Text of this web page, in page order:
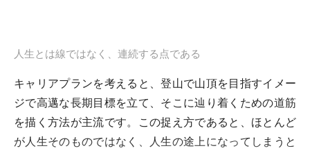
人生とは線ではなく、連続する点である
キャリアプランを考えると、登山で山頂を目指すイメー
ジで高邁な長期目標を立て、そこに辿り着くための道筋
を描く方法が主流です。この捉え方であると、ほとんど
が人生そのものではなく、人生の途上になってしまうと